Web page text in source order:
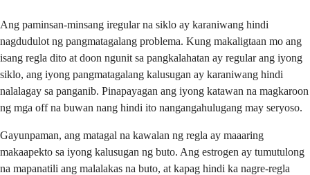
Ang paminsan-minsang iregular na siklo ay karaniwang hindi
nagdudulot ng pangmatagalang problema. Kung makaligtaan mo ang
isang regla dito at doon ngunit sa pangkalahatan ay regular ang iyong
siklo, ang iyong pangmatagalang kalusugan ay karaniwang hindi
nalalagay sa panganib. Pinapayagan ang iyong katawan na magkaroon
ng mga off na buwan nang hindi ito nangangahulugang may seryoso.
Gayunpaman, ang matagal na kawalan ng regla ay maaaring
makaapekto sa iyong kalusugan ng buto. Ang estrogen ay tumutulong
na mapanatili ang malalakas na buto, at kapag hindi ka nagre-regla